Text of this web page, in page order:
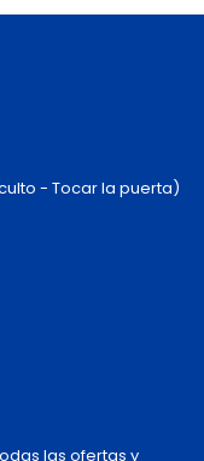
- Tocar la puerta)
las ofertas y